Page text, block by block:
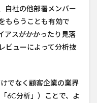
自社の他部署メンバー
もらうことも有効で
アスがかかったり見落
ビューによって分析抜
でなく顧客企業の業界
6C分析」）ことで、よ